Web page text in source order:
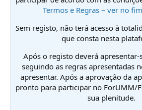
Termos e Regras – ver no
Sem registo, não terá acesso à
que consta nesta
Após o registo deverá apresentar-
seguindo as regras apresentadas
apresentar. Após a aprovação da
pronto para participar no ForUMM/
sua plenitude.